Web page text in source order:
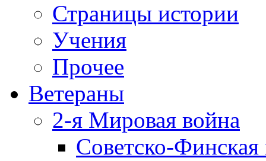
Страницы истории
Учения
Прочее
Ветераны
2-я Мировая война
Советско-